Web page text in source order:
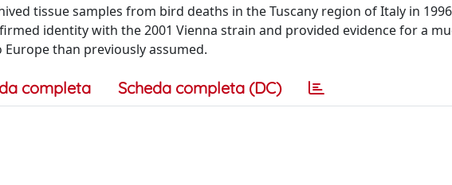
tissue samples from bird deaths in the Tuscany region of Italy in
identity with the 2001 Vienna strain and provided evidence for a
than previously assumed.
completa Scheda completa (DC)